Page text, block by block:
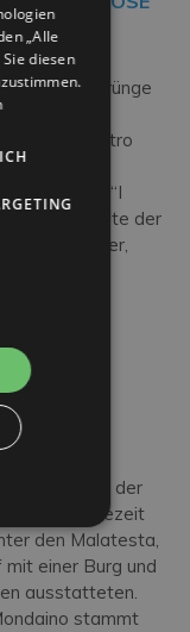
VON
antike Ursprünge
religiöse
Montefeltro
Stadt
7 Museen “I
(Die Orte der
dem Dichter,
Tonino
zum Schutz der
Seine Blütezeit
den Malatesta,
einer Burg und
ausstatteten.
stammt
„Alle
diesen